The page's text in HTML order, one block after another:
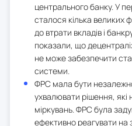
центрального банку. У
сталося кілька великих
до втрати вкладів і
показали, що
не може забезпечити
системи.
ФРС мала бути
ухвалювати рішення, які
міркувань. ФРС була
ефективно реагувати на